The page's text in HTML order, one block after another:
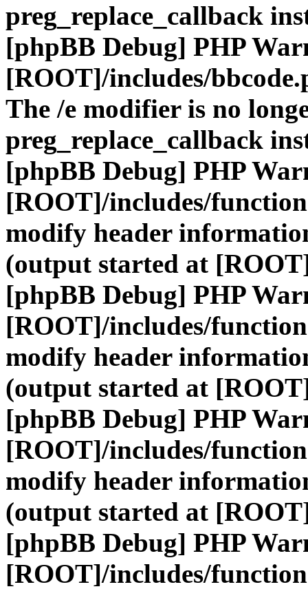
preg_replace_callback
[phpBB Debug] PHP
[ROOT]/includes/
The /e modifier is no
preg_replace_callback
[phpBB Debug] PHP
[ROOT]/includes/
modify header
(output started at
[phpBB Debug] PHP
[ROOT]/includes/
modify header
(output started at
[phpBB Debug] PHP
[ROOT]/includes/
modify header
(output started at
[phpBB Debug] PHP
[ROOT]/includes/